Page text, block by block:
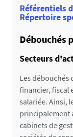
Référentiels
Répertoire
Consulter la
Concernant
une fiche
mention du
pour
mention.
Débouchés
Secteurs
Les débouchés
financier, fiscal
salariée. Ainsi,
principalement
cabinets de